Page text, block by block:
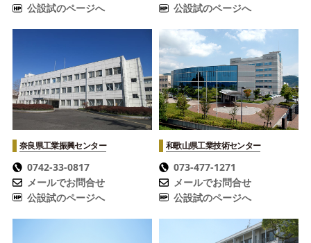
公設試のページへ
公設試のページへ
奈良県工業振興センター
0742-33-0817
メールでお問合せ
公設試のページへ
和歌山県工業技術センター
073-477-1271
メールでお問合せ
公設試のページへ